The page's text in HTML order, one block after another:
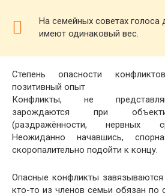
На семейных советах голоса
имеют одинаковый вес.
Степень опасности
позитивный опыт
Конфликты, не
зарождаются при
(раздражённости, нервных
Неожиданно начавшись,
скоропалительно подойти к концу.
Опасные конфликты
кто-то из членов семьи обязан по